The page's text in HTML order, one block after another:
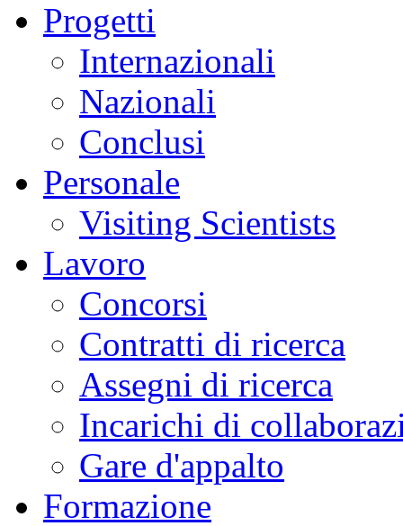
Progetti
Internazionali
Nazionali
Conclusi
Personale
Visiting Scientists
Lavoro
Concorsi
Contratti di ricerca
Assegni di ricerca
Incarichi di
Gare d'appalto
Formazione